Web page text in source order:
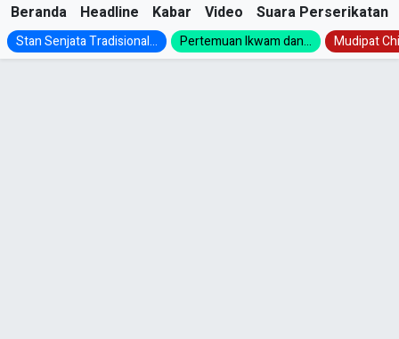
Beranda Headline Kabar Video Suara Perserikatan
Stan Senjata Tradisional... Pertemuan Ikwam dan... Mudipat